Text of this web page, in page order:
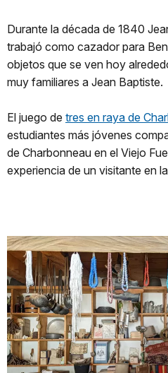
Durante la década de 1840
trabajó como cazador para
objetos que se ven hoy
muy familiares a Jean Baptiste.
El juego de tres en raya de
estudiantes más jóvenes
de Charbonneau en el Viejo
experiencia de un visitante en